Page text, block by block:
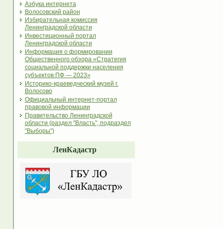
Азбука интернета
Волосовский район
Избирательная комиссия
Ленинградской области
Инвестиционный портал
Ленинградской области
Информация о формировании
Общественного обзора «Стратегия
социальной поддержки населения
субъектов ПФ — 2023»
Историко-краеведческий музей г.
Волосово
Официальный интернет-портал
правовой информации
Правительство Ленинградской
области (раздел "Власть", подраздел
"Выборы")
ЛенКадастр